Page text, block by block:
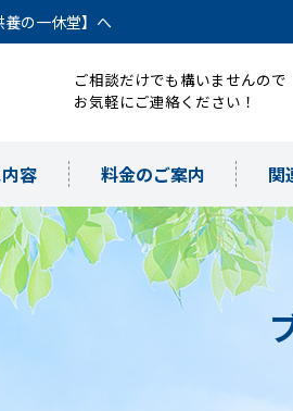
の一休堂】へ
ご相談だけでも構いませんので
お気軽にご連絡ください！
容 料金のご案内 関